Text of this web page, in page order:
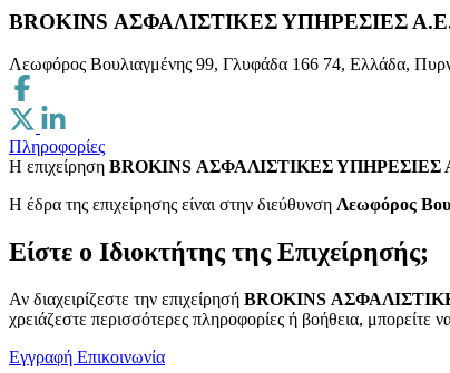
BROKINS ΑΣΦΑΛΙΣΤΙΚΕΣ ΥΠΗΡΕΣΙΕΣ
Λεωφόρος Βουλιαγμένης 99, Γλυφάδα 166 74, Ελλάδα,
Πληροφορίες
Η επιχείρηση BROKINS ΑΣΦΑΛΙΣΤΙΚΕΣ ΥΠΗΡΕΣΙΕΣ
H έδρα της επιχείρησης είναι στην διεύθυνση Λεωφόρος
Είστε ο Ιδιοκτήτης της Επιχείρησής;
Αν διαχειρίζεστε την επιχείρησή BROKINS
χρειάζεστε περισσότερες πληροφορίες ή βοήθεια, μπορείτε
Εγγραφή Επικοινωνία